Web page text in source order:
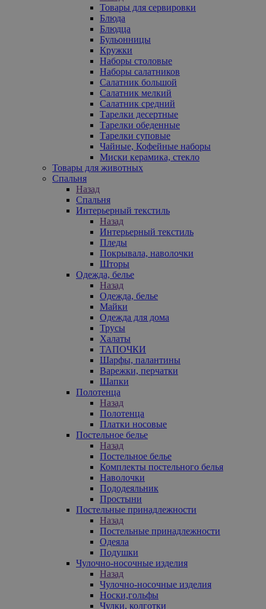
Товары для сервировки
Блюда
Блюдца
Бульонницы
Кружки
Наборы столовые
Наборы салатников
Салатник большой
Салатник мелкий
Салатник средний
Тарелки десертные
Тарелки обеденные
Тарелки суповые
Чайные, Кофейные наборы
Миски керамика, стекло
Товары для животных
Спальня
Назад
Спальня
Интерьерный текстиль
Назад
Интерьерный текстиль
Пледы
Покрывала, наволочки
Шторы
Одежда, белье
Назад
Одежда, белье
Майки
Одежда для дома
Трусы
Халаты
ТАПОЧКИ
Шарфы, палантины
Варежки, перчатки
Шапки
Полотенца
Назад
Полотенца
Платки носовые
Постельное белье
Назад
Постельное белье
Комплекты постельного белья
Наволочки
Пододеяльник
Простыни
Постельные принадлежности
Назад
Постельные принадлежности
Одеяла
Подушки
Чулочно-носочные изделия
Назад
Чулочно-носочные изделия
Носки,гольфы
Чулки, колготки